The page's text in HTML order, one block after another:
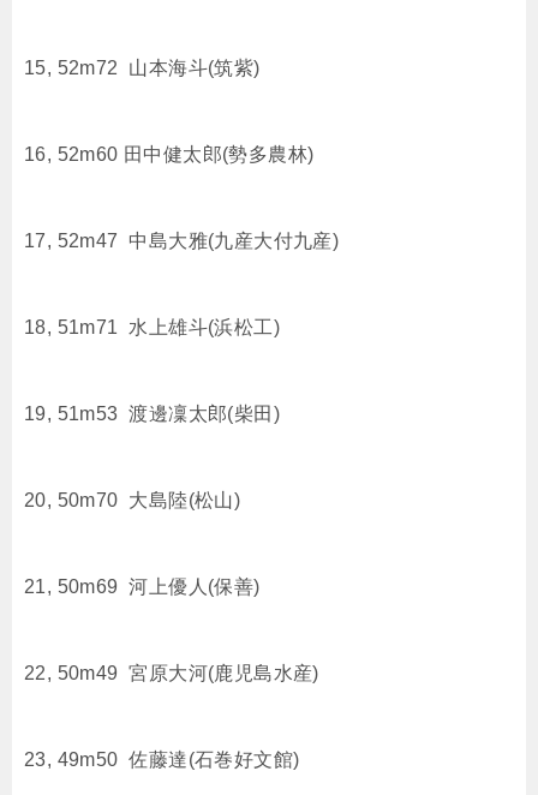
15, 52m72 山本海斗(筑紫)
16, 52m60 田中健太郎(勢多農林)
17, 52m47 中島大雅(九産大付九産)
18, 51m71 水上雄斗(浜松工)
19, 51m53 渡邊凜太郎(柴田)
20, 50m70 大島陸(松山)
21, 50m69 河上優人(保善)
22, 50m49 宮原大河(鹿児島水産)
23, 49m50 佐藤達(石巻好文館)